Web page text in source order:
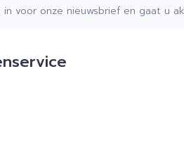
voor onze nieuwsbrief en gaat u